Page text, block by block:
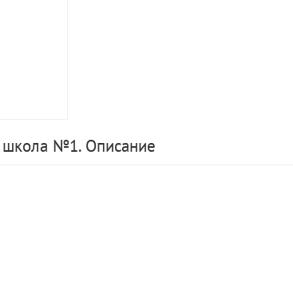
школа №1. Описание